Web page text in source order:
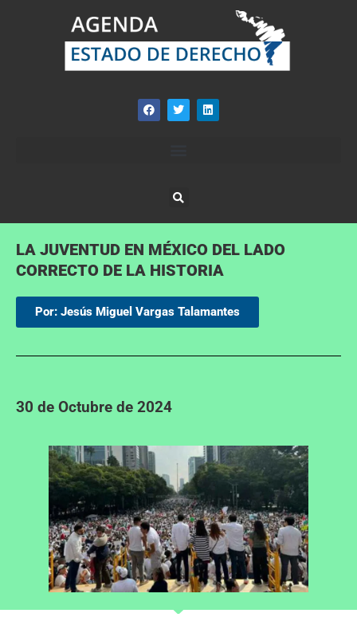
LA JUVENTUD EN MÉXICO DEL LADO
CORRECTO DE LA HISTORIA
Por: Jesús Miguel Vargas Talamantes
30 de Octubre de 2024